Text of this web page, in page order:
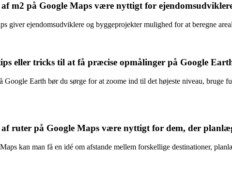
m2 på Google Maps være nyttigt for
giver ejendomsudviklere og byggeprojekter mulighed for at beregne
eller tricks til at få præcise opmålinger på Google
Google Earth bør du sørge for at zoome ind til det højeste niveau,
ruter på Google Maps være nyttigt for dem, der
kan man få en idé om afstande mellem forskellige destinationer,